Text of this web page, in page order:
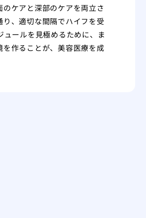
ケアと深部のケアを両立さ
、適切な間隔でハイフを受
ールを見極めるために、ま
作ることが、美容医療を成